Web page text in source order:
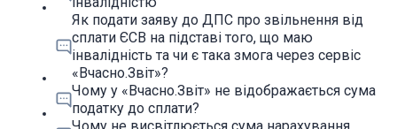
Як подати заяву до ДПС про звільнення від
сплати ЄСВ на підставі того, що маю
інвалідність та чи є така змога через сервіс
«Вчасно.Звіт»?
Чому у «Вчасно.Звіт» не відображається сума
податку до сплати?